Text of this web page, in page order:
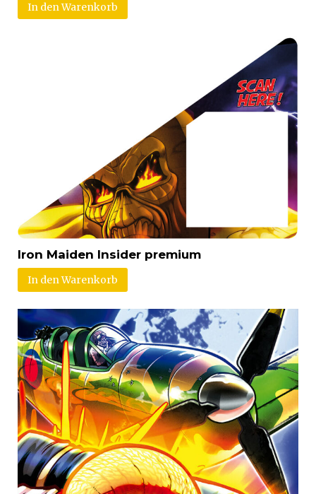
In den Warenkorb
Iron Maiden Insider premium
In den Warenkorb